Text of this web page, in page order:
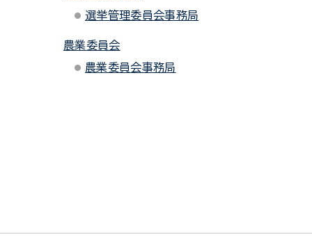
選挙管理委員会事務局
農業委員会
農業委員会事務局